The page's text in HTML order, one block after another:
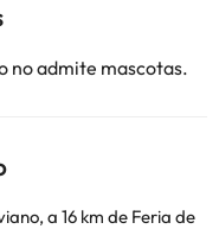
no admite mascotas.
a 16 km de Feria de